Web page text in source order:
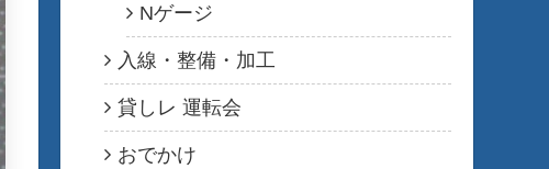
Nゲージ
入線・整備・加工
貸しレ 運転会
おでかけ